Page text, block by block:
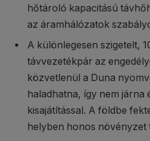
hőtároló kapacitású
az áramhálózatok
A különlegesen szigetelt,
távvezetékpár az
közvetlenül a Duna
haladhatna, így nem járna
kisajátítással. A földbe
helyben honos növényzet